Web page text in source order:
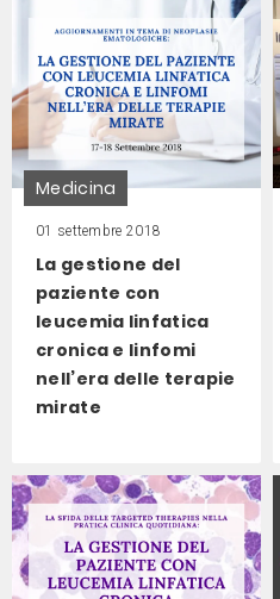
Medicina
01 settembre 2018
La gestione del
paziente con
leucemia linfatica
cronica e linfomi
nell’era delle terapie
mirate